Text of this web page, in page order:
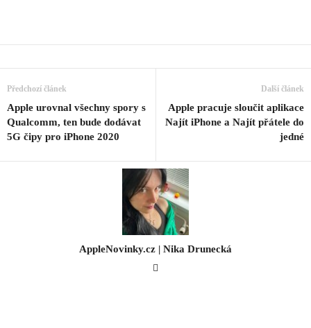
Předchozí článek
Apple urovnal všechny spory s
Qualcomm, ten bude dodávat
5G čipy pro iPhone 2020
Další článek
Apple pracuje sloučit aplikace
Najít iPhone a Najít přátele do
jedné
AppleNovinky.cz | Nika Drunecká